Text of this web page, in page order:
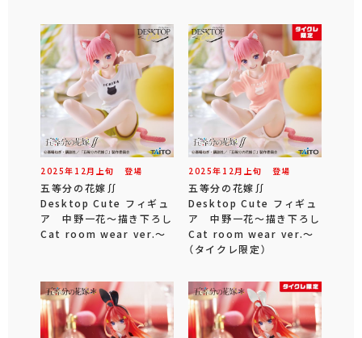
2025年 12 月 上旬 登場
五等分の花嫁∬
Desktop Cute フィギュ
ア 中野一花～描き下ろし
Cat room wear ver.～
2025年 12 月 上旬 登場
五等分の花嫁∬
Desktop Cute フィギュ
ア 中野一花～描き下ろし
Cat room wear ver.～
（タイクレ限定）